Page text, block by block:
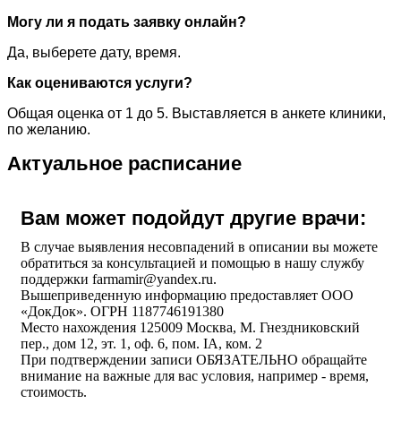
Могу ли я подать заявку онлайн?
Да, выберете дату, время.
Как оцениваются услуги?
Общая оценка от 1 до 5. Выставляется в анкете клиники,
по желанию.
Актуальное расписание
Вам может подойдут другие врачи:
В случае выявления несовпадений в описании вы можете
обратиться за консультацией и помощью в нашу службу
поддержки farmamir@yandex.ru.
Вышеприведенную информацию предоставляет ООО
«ДокДок». ОГРН 1187746191380
Место нахождения 125009 Москва, М. Гнездниковский
пер., дом 12, эт. 1, оф. 6, пом. IA, ком. 2
При подтверждении записи ОБЯЗАТЕЛЬНО обращайте
внимание на важные для вас условия, например - время,
стоимость.